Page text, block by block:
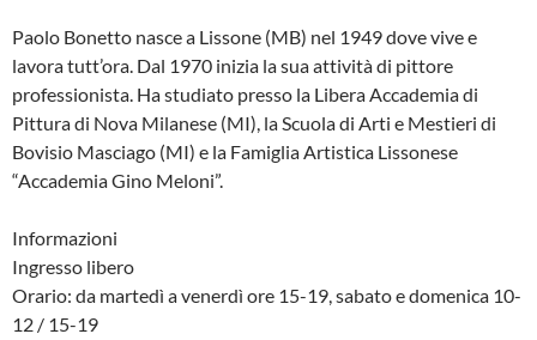
Paolo Bonetto nasce a Lissone (MB) nel 1949 dove vive e
lavora tutt’ora. Dal 1970 inizia la sua attività di pittore
professionista. Ha studiato presso la Libera Accademia di
Pittura di Nova Milanese (MI), la Scuola di Arti e Mestieri di
Bovisio Masciago (MI) e la Famiglia Artistica Lissonese
“Accademia Gino Meloni”.
Informazioni
Ingresso libero
Orario: da martedì a venerdì ore 15-19, sabato e domenica 10-
12 / 15-19